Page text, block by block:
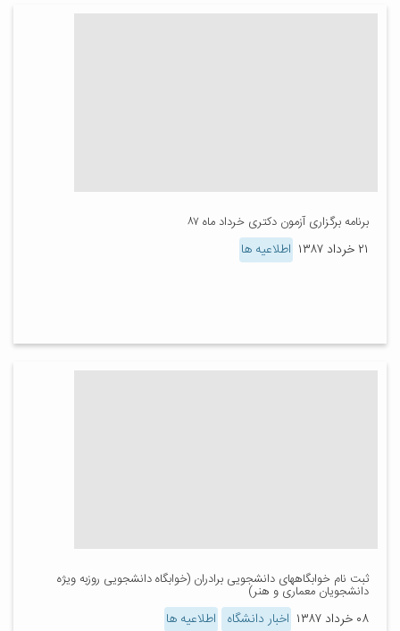
برنامه برگزاری آزمون دکتری خرداد ماه ۸۷
۲۱ خرداد ۱۳۸۷ اطلاعیه ها
ثبت نام خوابگاههای دانشجویی برادران (خوابگاه دانشجویی روزبه ویژه
دانشجویان معماری و هنر)
۰۸ خرداد ۱۳۸۷ اخبار دانشگاه اطلاعیه ها